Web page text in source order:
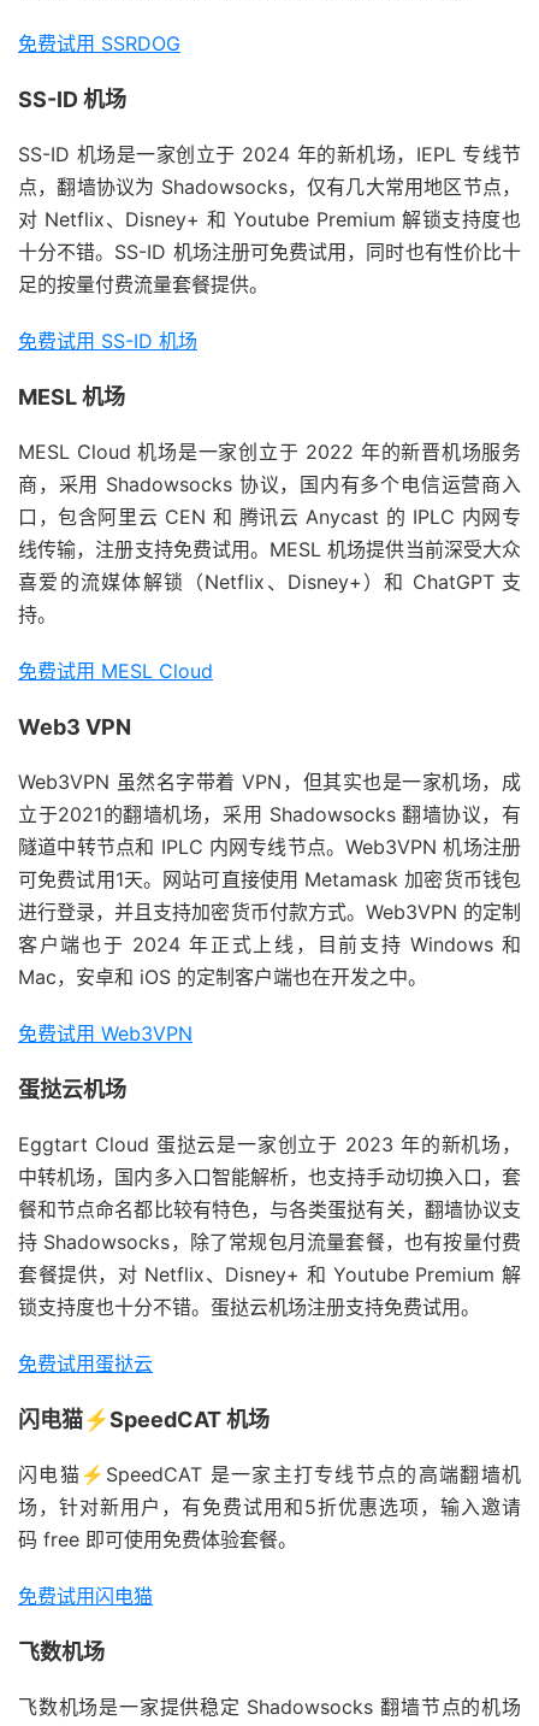
免费试用 SSRDOG
SS-ID 机场
SS-ID 机场是一家创立于 2024 年的新机场，IEPL 专线节
点，翻墙协议为 Shadowsocks，仅有几大常用地区节点，
对 Netflix、Disney+ 和 Youtube Premium 解锁支持度也
十分不错。SS-ID 机场注册可免费试用，同时也有性价比十
足的按量付费流量套餐提供。
免费试用 SS-ID 机场
MESL 机场
MESL Cloud 机场是一家创立于 2022 年的新晋机场服务
商，采用 Shadowsocks 协议，国内有多个电信运营商入
口，包含阿里云 CEN 和 腾讯云 Anycast 的 IPLC 内网专
线传输，注册支持免费试用。MESL 机场提供当前深受大众
喜爱的流媒体解锁（Netflix、Disney+）和 ChatGPT 支
持。
免费试用 MESL Cloud
Web3 VPN
Web3VPN 虽然名字带着 VPN，但其实也是一家机场，成
立于2021的翻墙机场，采用 Shadowsocks 翻墙协议，有
隧道中转节点和 IPLC 内网专线节点。Web3VPN 机场注册
可免费试用1天。网站可直接使用 Metamask 加密货币钱包
进行登录，并且支持加密货币付款方式。Web3VPN 的定制
客户端也于 2024 年正式上线，目前支持 Windows 和
Mac，安卓和 iOS 的定制客户端也在开发之中。
免费试用 Web3VPN
蛋挞云机场
Eggtart Cloud 蛋挞云是一家创立于 2023 年的新机场，
中转机场，国内多入口智能解析，也支持手动切换入口，套
餐和节点命名都比较有特色，与各类蛋挞有关，翻墙协议支
持 Shadowsocks，除了常规包月流量套餐，也有按量付费
套餐提供，对 Netflix、Disney+ 和 Youtube Premium 解
锁支持度也十分不错。蛋挞云机场注册支持免费试用。
免费试用蛋挞云
闪电猫⚡SpeedCAT 机场
闪电猫⚡SpeedCAT 是一家主打专线节点的高端翻墙机
场，针对新用户，有免费试用和5折优惠选项，输入邀请
码 free 即可使用免费体验套餐。
免费试用闪电猫
飞数机场
飞数机场是一家提供稳定 Shadowsocks 翻墙节点的机场